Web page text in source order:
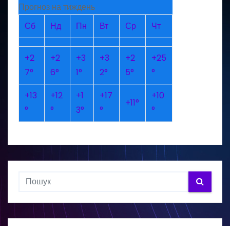
Прогноз на тиждень
Сб
Нд Пн Вт Ср Чт
+2
7°
+2
6°
+3
1°
+3
2°
+2
5°
+25
°
+13
°
+12
°
+1
3°
+17
°
+11°
+10
°